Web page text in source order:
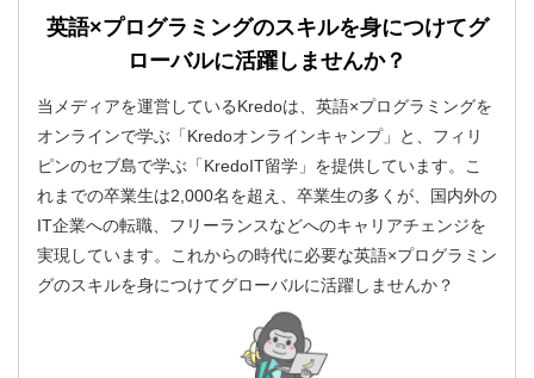
英語×プログラミングのスキルを身につけてグ
ローバルに活躍しませんか？
当メディアを運営しているKredoは、英語×プログラミングを
オンラインで学ぶ「Kredoオンラインキャンプ」と、フィリ
ピンのセブ島で学ぶ「KredoIT留学」を提供しています。こ
れまでの卒業生は2,000名を超え、卒業生の多くが、国内外の
IT企業への転職、フリーランスなどへのキャリアチェンジを
実現しています。これからの時代に必要な英語×プログラミン
グのスキルを身につけてグローバルに活躍しませんか？